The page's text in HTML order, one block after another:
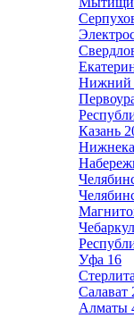
Нижний
Казань
Уфа 16
Салават
Алматы